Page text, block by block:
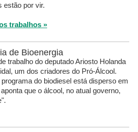
estão por vir.
trabalhos »
de Bioenergia
trabalho do deputado Ariosto Holanda
um dos criadores do Pró-Álcool.
do biodiesel está disperso em
que o álcool, no atual governo,